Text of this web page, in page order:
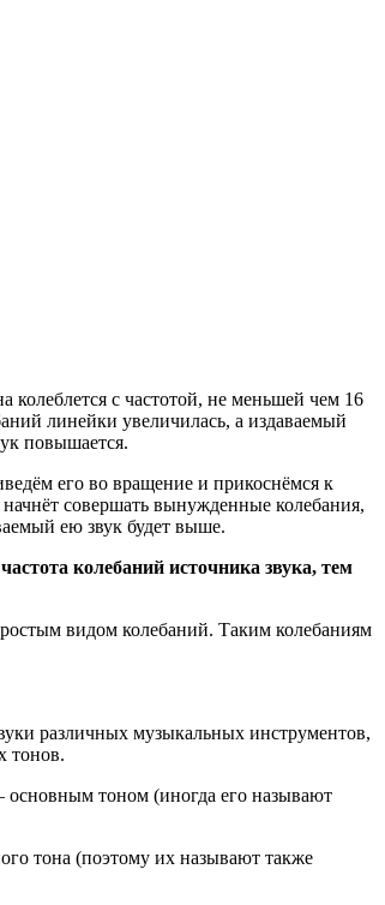
колеблется с частотой, не меньшей чем 16
линейки увеличилась, а издаваемый
повышается.
его во вращение и прикоснёмся к
совершать вынужденные колебания,
ею звук будет выше.
колебаний источника звука, тем
видом колебаний. Таким колебаниям
различных музыкальных инструментов,
тонов.
основным тоном (иногда его называют
тона (поэтому их называют также